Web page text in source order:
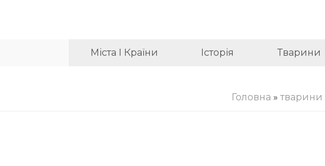
Міста І Країни Історія Тварини
Головна »тварини